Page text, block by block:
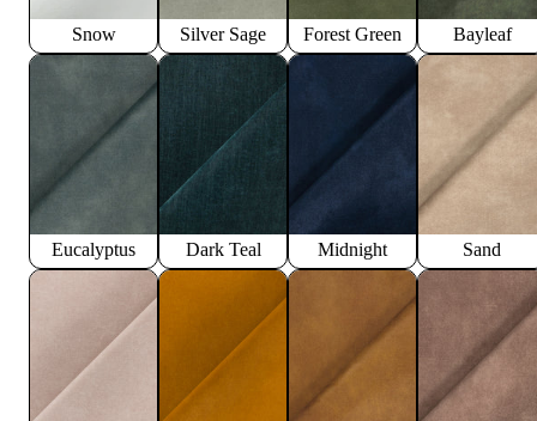
Snow Silver Sage Forest Green Bayleaf
Eucalyptus Dark Teal Midnight Sand